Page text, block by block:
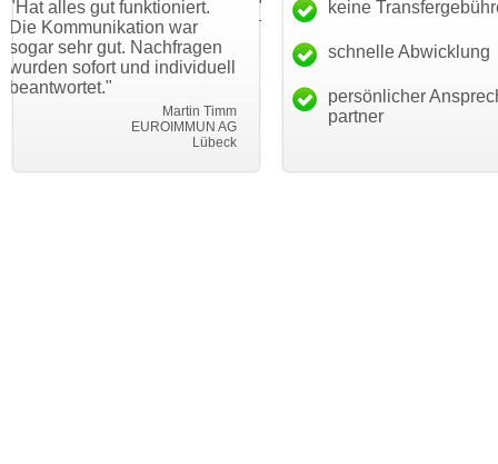
funktioniert.
war
Nachfragen
und individuell
"Danke für den schnellen
Transfer und guten Service!"
Thomas Schäfer
i can eckert communication GmbH
"Ich bin
haben. Die
mein
keine
schnelle Abwicklung
persönlicher
partner